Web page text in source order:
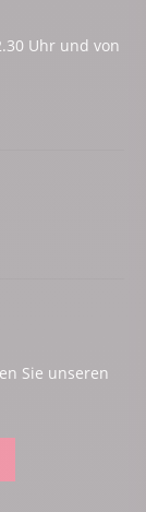
Uhr und von
Sie unseren